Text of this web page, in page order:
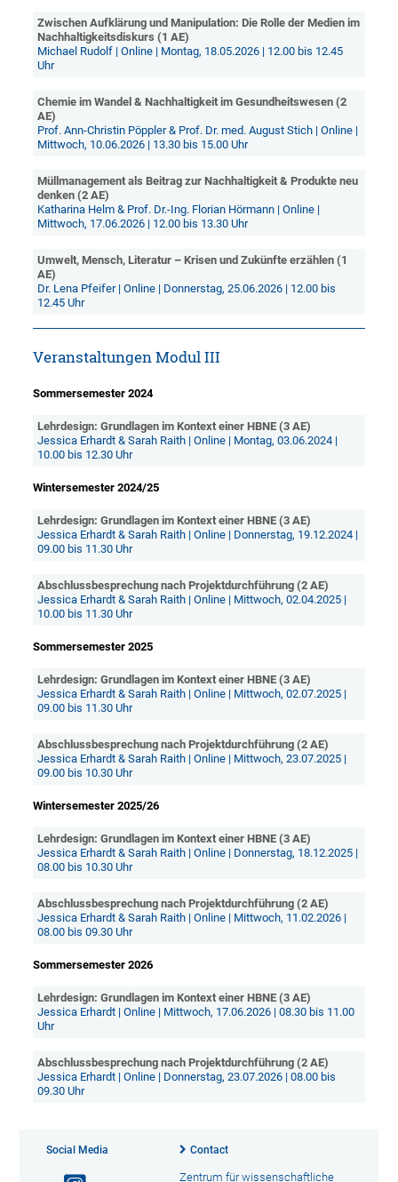
Zwischen Aufklärung und Manipulation: Die Rolle der Medien im
Nachhaltigkeitsdiskurs (1 AE)
Michael Rudolf | Online | Montag, 18.05.2026 | 12.00 bis 12.45
Uhr
Chemie im Wandel & Nachhaltigkeit im Gesundheitswesen (2
AE)
Prof. Ann-Christin Pöppler & Prof. Dr. med. August Stich | Online |
Mittwoch, 10.06.2026 | 13.30 bis 15.00 Uhr
Müllmanagement als Beitrag zur Nachhaltigkeit & Produkte neu
denken (2 AE)
Katharina Helm & Prof. Dr.-Ing. Florian Hörmann | Online |
Mittwoch, 17.06.2026 | 12.00 bis 13.30 Uhr
Umwelt, Mensch, Literatur – Krisen und Zukünfte erzählen (1
AE)
Dr. Lena Pfeifer | Online | Donnerstag, 25.06.2026 | 12.00 bis
12.45 Uhr
Veranstaltungen Modul III
Sommersemester 2024
Lehrdesign: Grundlagen im Kontext einer HBNE (3 AE)
Jessica Erhardt & Sarah Raith | Online | Montag, 03.06.2024 |
10.00 bis 12.30 Uhr
Wintersemester 2024/25
Lehrdesign: Grundlagen im Kontext einer HBNE (3 AE)
Jessica Erhardt & Sarah Raith | Online | Donnerstag, 19.12.2024 |
09.00 bis 11.30 Uhr
Abschlussbesprechung nach Projektdurchführung (2 AE)
Jessica Erhardt & Sarah Raith | Online | Mittwoch, 02.04.2025 |
10.00 bis 11.30 Uhr
Sommersemester 2025
Lehrdesign: Grundlagen im Kontext einer HBNE (3 AE)
Jessica Erhardt & Sarah Raith | Online | Mittwoch, 02.07.2025 |
09.00 bis 11.30 Uhr
Abschlussbesprechung nach Projektdurchführung (2 AE)
Jessica Erhardt & Sarah Raith | Online | Mittwoch, 23.07.2025 |
09.00 bis 10.30 Uhr
Wintersemester 2025/26
Lehrdesign: Grundlagen im Kontext einer HBNE (3 AE)
Jessica Erhardt & Sarah Raith | Online | Donnerstag, 18.12.2025 |
08.00 bis 10.30 Uhr
Abschlussbesprechung nach Projektdurchführung (2 AE)
Jessica Erhardt & Sarah Raith | Online | Mittwoch, 11.02.2026 |
08.00 bis 09.30 Uhr
Sommersemester 2026
Lehrdesign: Grundlagen im Kontext einer HBNE (3 AE)
Jessica Erhardt | Online | Mittwoch, 17.06.2026 | 08.30 bis 11.00
Uhr
Abschlussbesprechung nach Projektdurchführung (2 AE)
Jessica Erhardt | Online | Donnerstag, 23.07.2026 | 08.00 bis
09.30 Uhr
Social Media Contact
Zentrum für wissenschaftliche